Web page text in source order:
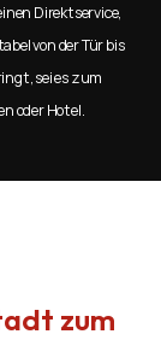
Direktservice,
von der Tür bis
sei es zum
oder Hotel.
zum